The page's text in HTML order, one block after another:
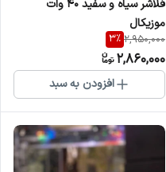
فلاشر سیاه و سفید ۴۰ وات
موزیکال
2,950,000
3%
2,860,000
افزودن به سبد